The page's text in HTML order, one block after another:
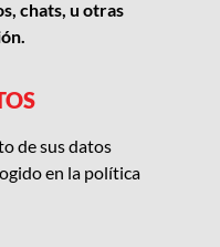
chats, u otras
de sus datos
en la política